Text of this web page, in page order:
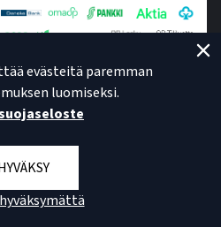
evästeitä paremman
luomiseksi.